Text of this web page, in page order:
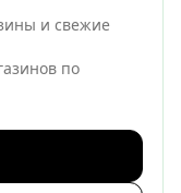
и свежие
по